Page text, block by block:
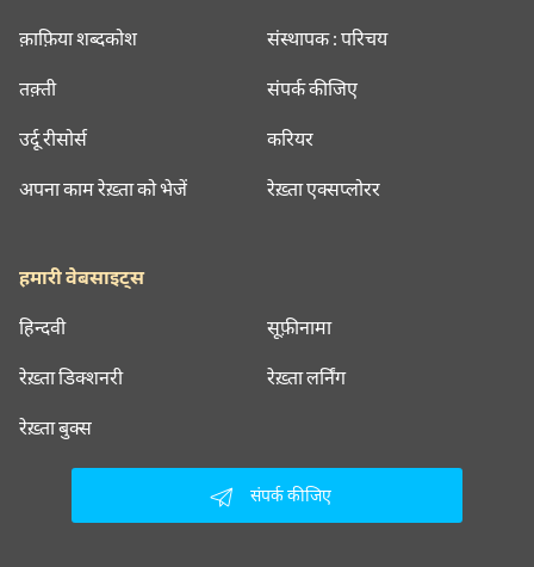
क़ाफ़िया शब्दकोश
तक़्ती
उर्दू रीसोर्स
अपना काम रेख़्ता को भेजें
संस्थापक : परिचय
संपर्क कीजिए
करियर
रेख़्ता एक्सप्लोरर
हमारी वेबसाइट्स
हिन्दवी सूफ़ीनामा
रेख़्ता डिक्शनरी रेख़्ता लर्निंग
रेख़्ता बुक्स
संपर्क कीजिए